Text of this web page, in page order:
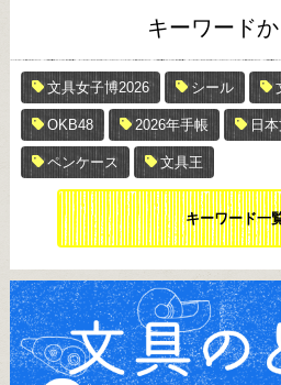
キーワード
文具女子博2026 シール
OKB48 2026年手帳 日
ペンケース 文具王
キーワード一